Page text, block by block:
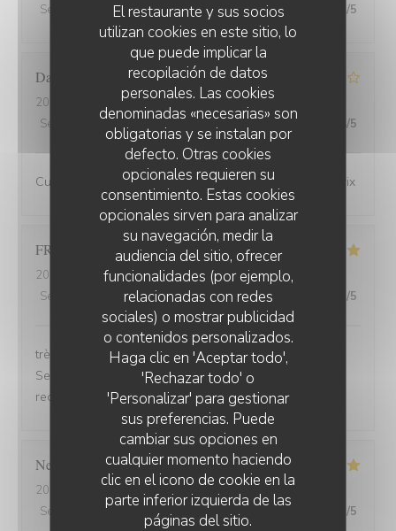
El restaurante y sus socios
utilizan cookies en este sitio, lo
que puede implicar la
recopilación de datos
personales. Las cookies
denominadas «necesarias» son
obligatorias y se instalan por
defecto. Otras cookies
opcionales requieren su
consentimiento. Estas cookies
opcionales sirven para analizar
su navegación, medir la
audiencia del sitio, ofrecer
funcionalidades (por ejemplo,
relacionadas con redes
sociales) o mostrar publicidad
o contenidos personalizados.
Haga clic en 'Aceptar todo',
'Rechazar todo' o
'Personalizar' para gestionar
sus preferencias. Puede
cambiar sus opciones en
cualquier momento haciendo
clic en el icono de cookie en la
parte inferior izquierda de las
páginas del sitio.
Servicio
Ambiente: 4/5 Menú: 5/5 Calidad / Precio /5
David
2026-08-01
- 19:45 - Invitados 3
Servicio
/5 Ambiente:4/5 Menú: 4 /5 Calidad / Precio /5
Cuisine de bonne qualité pour un bon rapport qualité/prix
FRANCOIS
2026-07-31
- 19:30 - Invitados 2
Servicio
Ambiente: 5/5 Menú:5 /5 Calidad / Precio /5
très bonne soirée et très bon dîner, comme d'habitude.
Serveuse et serveur très professionnels. Nous
recommandons, jamais déçu.
Nelly
2026-07-31
- 20:00 - Invitados 2
Servicio
/5 Ambiente 5 Menú 5/5 /5